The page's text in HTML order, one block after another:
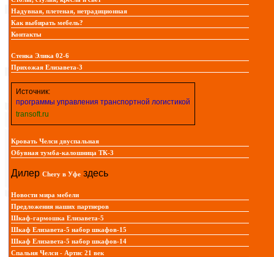
Надувная, плетеная, нетрадиционная
Как выбирать мебель?
Контакты
Стенка Элика 02-6
Прихожая Елизавета-3
Источник:
программы управления транспортной логистикой
transoft.ru
Кровать Челси двуспальная
Обувная тумба-калошница ТК-3
Дилер Chery в Уфе здесь
Новости мира мебели
Предложения наших партнеров
Шкаф-гармошка Елизавета-5
Шкаф Елизавета-5 набор шкафов-15
Шкаф Елизавета-5 набор шкафов-14
Спальня Челси - Артис 21 век